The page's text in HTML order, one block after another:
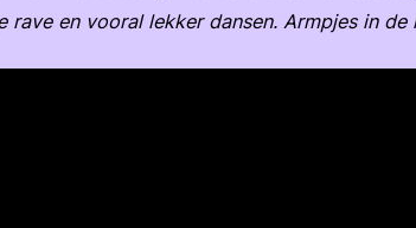
rave en vooral lekker dansen. Armpjes in